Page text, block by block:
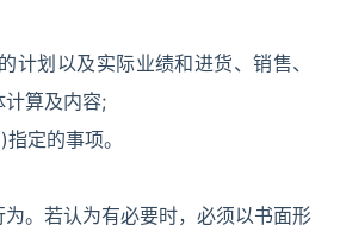
计划以及实际业绩和进货、销售、
算及内容;
定的事项。
。若认为有必要时，必须以书面形